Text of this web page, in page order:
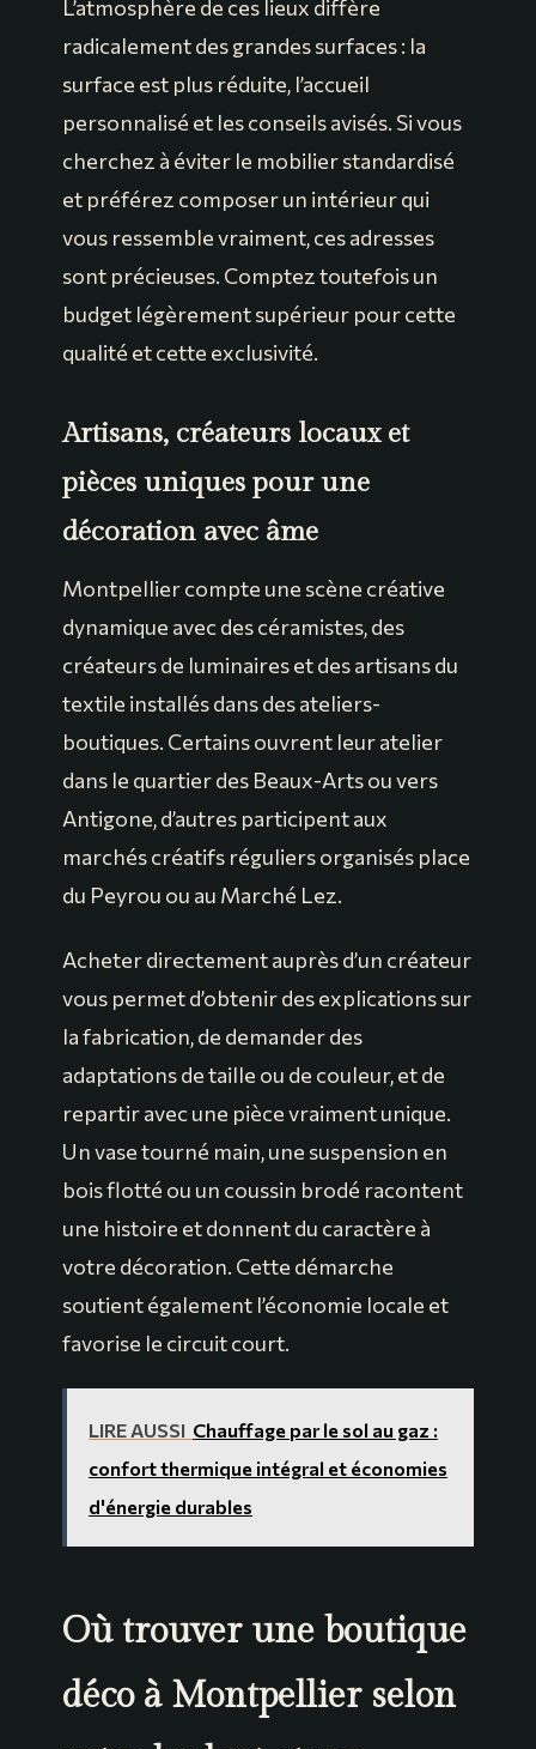
L’atmosphère de ces lieux diffère
radicalement des grandes surfaces : la
surface est plus réduite, l’accueil
personnalisé et les conseils avisés. Si vous
cherchez à éviter le mobilier standardisé
et préférez composer un intérieur qui
vous ressemble vraiment, ces adresses
sont précieuses. Comptez toutefois un
budget légèrement supérieur pour cette
qualité et cette exclusivité.
Artisans, créateurs locaux et
pièces uniques pour une
décoration avec âme
Montpellier compte une scène créative
dynamique avec des céramistes, des
créateurs de luminaires et des artisans du
textile installés dans des ateliers-
boutiques. Certains ouvrent leur atelier
dans le quartier des Beaux-Arts ou vers
Antigone, d’autres participent aux
marchés créatifs réguliers organisés place
du Peyrou ou au Marché Lez.
Acheter directement auprès d’un créateur
vous permet d’obtenir des explications sur
la fabrication, de demander des
adaptations de taille ou de couleur, et de
repartir avec une pièce vraiment unique.
Un vase tourné main, une suspension en
bois flotté ou un coussin brodé racontent
une histoire et donnent du caractère à
votre décoration. Cette démarche
soutient également l’économie locale et
favorise le circuit court.
LIRE AUSSI Chauffage par le sol au gaz :
confort thermique intégral et économies
d'énergie durables
Où trouver une boutique
déco à Montpellier selon